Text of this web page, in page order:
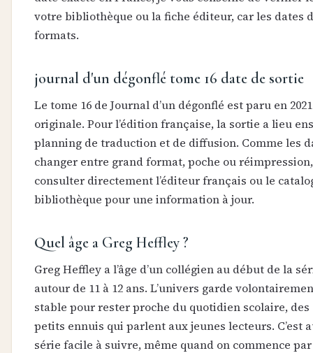
votre bibliothèque ou la fiche éditeur, car les dates
formats.
journal d'un dégonflé tome 16 date de sortie
Le tome 16 de Journal d’un dégonflé est paru en
originale. Pour l’édition française, la sortie a lieu
planning de traduction et de diffusion. Comme les
changer entre grand format, poche ou
consulter directement l’éditeur français ou le
bibliothèque pour une information à jour.
Quel âge a Greg Heffley ?
Greg Heffley a l’âge d’un collégien au début de la
autour de 11 à 12 ans. L’univers garde
stable pour rester proche du quotidien scolaire,
petits ennuis qui parlent aux jeunes lecteurs. C’est
série facile à suivre, même quand on commence